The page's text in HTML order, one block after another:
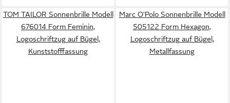
TOM TAILOR Sonnenbrille Modell
676014 Form Feminin,
Logoschriftzug auf Bügel,
Kunststofffassung
Marc O'Polo Sonnenbrille Modell
505122 Form Hexagon,
Logoschriftzug auf Bügel,
Metallfassung